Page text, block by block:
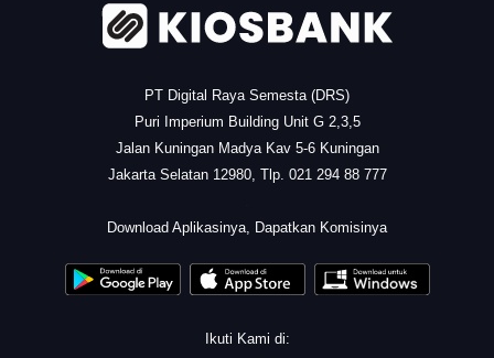
PT Digital Raya Semesta (DRS)
Puri Imperium Building Unit G 2,3,5
Jalan Kuningan Madya Kav 5-6 Kuningan
Jakarta Selatan 12980, Tlp. 021 294 88 777
Download Aplikasinya, Dapatkan Komisinya
Ikuti Kami di: